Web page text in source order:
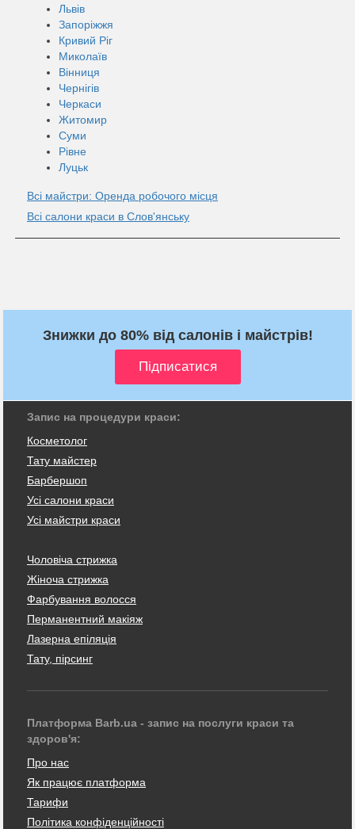
Львів
Запоріжжя
Кривий Ріг
Миколаїв
Вінниця
Чернігів
Черкаси
Житомир
Суми
Рівне
Луцьк
Всі майстри: Оренда робочого місця
Всі салони краси в Слов'янську
Знижки до 80% від салонів і майстрів!
Запис на процедури краси:
Косметолог
Тату майстер
Барбершоп
Усі салони краси
Усі майстри краси
Чоловіча стрижка
Жіноча стрижка
Фарбування волосся
Перманентний макіяж
Лазерна епіляція
Тату, пірсинг
Платформа Barb.ua - запис на послуги краси та
здоров'я:
Про нас
Як працює платформа
Тарифи
Політика конфіденційності